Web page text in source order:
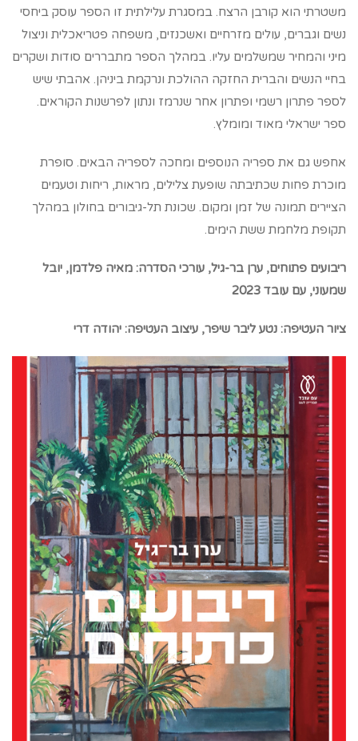
משטרתי הוא קורבן הרצח. במסגרת עלילתית זו הספר עוסק ביחסי
נשים וגברים, עולים מזרחיים ואשכנזים, משפחה פטריאכלית וניצול
מיני והמחיר שמשלמים עליו. במהלך הספר מתבררים סודות ושקרים
בחיי הנשים והברית החזקה ההולכת ונרקמת ביניהן. אהבתי שיש
לספר פתרון רשמי ופתרון אחר שנרמז ונתון לפרשנות הקוראים.
ספר ישראלי מאוד ומומלץ.
אחפש גם את ספריה הנוספים ומחכה לספריה הבאים. סופרת
מוכרת פחות שכתיבתה שופעת צלילים, מראות, ריחות וטעמים
הציירים תמונה של זמן ומקום. שכונת תל-גיבורים בחולון במהלך
תקופת מלחמת ששת הימים.
ריבועים פתוחים, ערן בר-גיל, עורכי הסדרה: מאיה פלדמן, יובל
שמעוני, עם עובד 2023
ציור העטיפה: נטע ליבר שיפר, עיצוב העטיפה: יהודה דרי